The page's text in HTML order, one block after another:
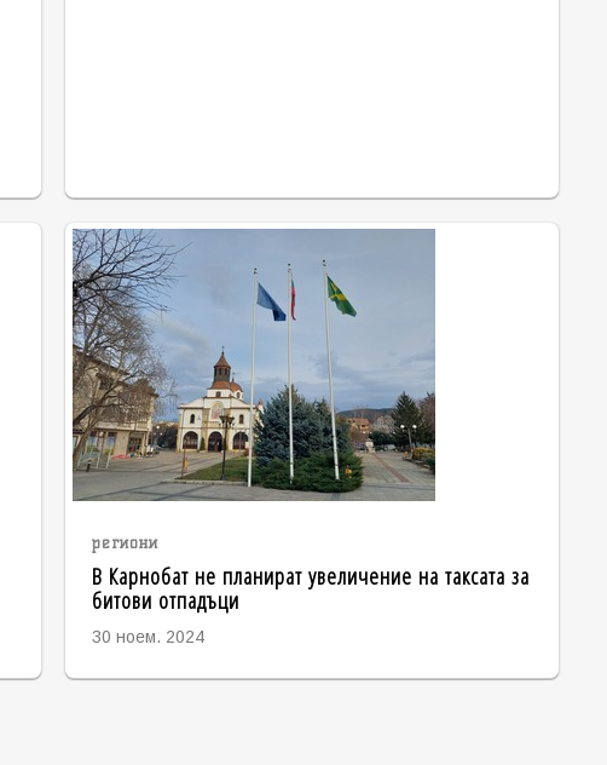
региони
В Карнобат не планират увеличение на таксата за
битови отпадъци
30 ноем. 2024